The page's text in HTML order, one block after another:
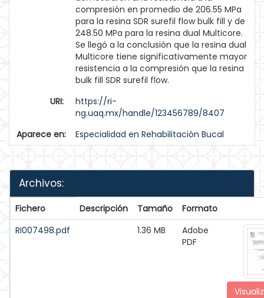
compresión en promedio de 206.55 MPa
para la resina SDR surefil flow bulk fill y de
248.50 MPa para la resina dual Multicore.
Se llegó a la conclusión que la resina dual
Multicore tiene significativamente mayor
resistencia a la compresión que la resina
bulk fill SDR surefil flow.
URI:
https://ri-
ng.uaq.mx/handle/123456789/8407
Aparece en:
Especialidad en Rehabilitación Bucal
Archivos:
Fichero Descripción Tamaño
Formato
RI007498.pdf
1.36 MB
Adobe
PDF